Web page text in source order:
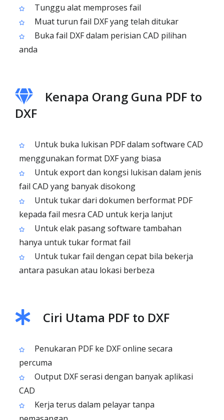
Tunggu alat memproses fail
Muat turun fail DXF yang telah ditukar
Buka fail DXF dalam perisian CAD pilihan
anda
Kenapa Orang Guna PDF to
DXF
Untuk buka lukisan PDF dalam software CAD
menggunakan format DXF yang biasa
Untuk export dan kongsi lukisan dalam jenis
fail CAD yang banyak disokong
Untuk tukar dari dokumen berformat PDF
kepada fail mesra CAD untuk kerja lanjut
Untuk elak pasang software tambahan
hanya untuk tukar format fail
Untuk tukar fail dengan cepat bila bekerja
antara pasukan atau lokasi berbeza
Ciri Utama PDF to DXF
Penukaran PDF ke DXF online secara
percuma
Output DXF serasi dengan banyak aplikasi
CAD
Kerja terus dalam pelayar tanpa